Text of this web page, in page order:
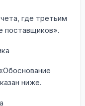
где третьим
поставщиков».
ниже.